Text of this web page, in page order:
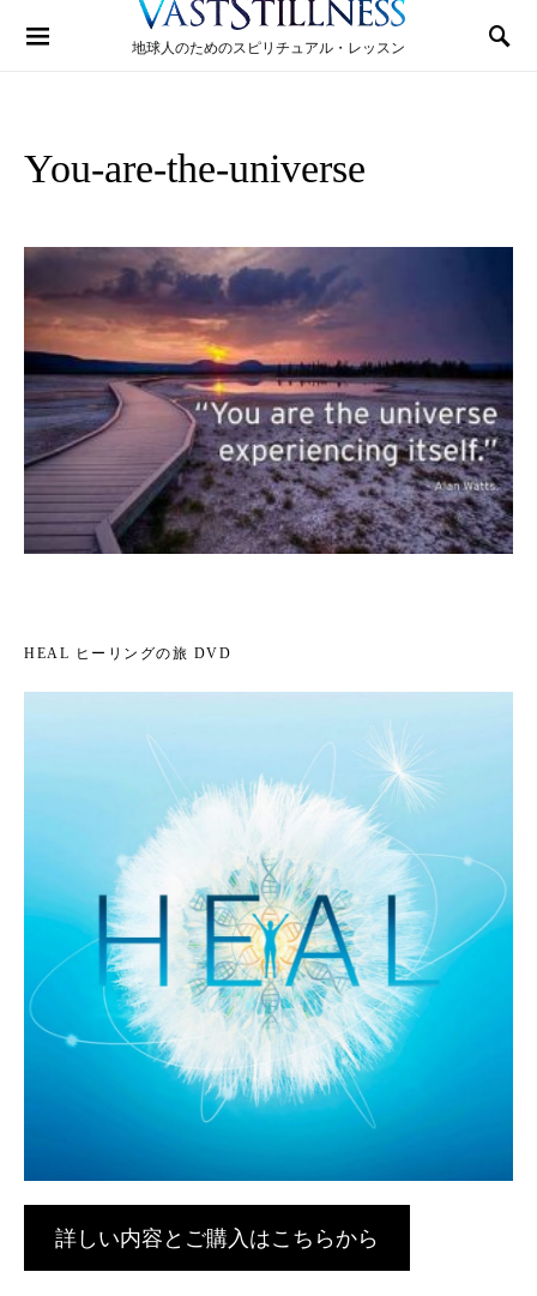
地球人のためのスピリチュアル・レッスン
Search for:
You-are-the-universe
HEAL ヒーリングの旅 DVD
詳しい内容とご購入はこちらから